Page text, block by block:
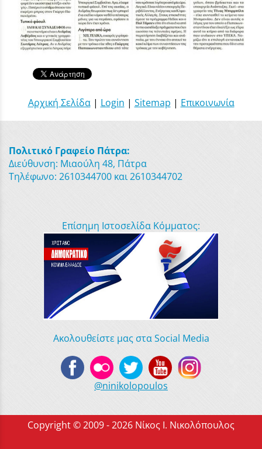
Αρχική Σελίδα| Login | Sitemap | Επικοινωνία
Πολιτικό Γραφείο Πάτρα:
Διεύθυνση: Μιαούλη 48, Πάτρα
Τηλέφωνο: 2610344700 και 2610344702
Επίσημη Ιστοσελίδα Κόμματος:
Ακολουθείστε μας στα Social Media
@ninikolopoulos
Copyright © 2009 - 2026 Νίκος Ι. Νικολόπουλος